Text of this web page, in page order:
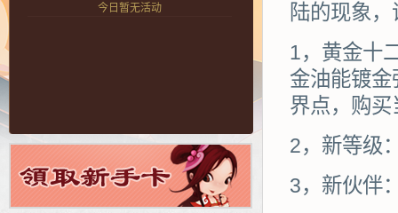
今日暂无活动
陆的现象
1，黄金十
金油能镀
界点，购
2，新等级
3，新伙伴